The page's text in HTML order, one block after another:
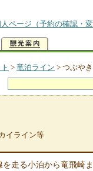
ページ（予約の確認・変
> 竜泊ライン > つぶや
イライン等
走る小泊から竜飛崎